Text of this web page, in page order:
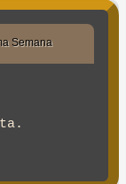
Semana